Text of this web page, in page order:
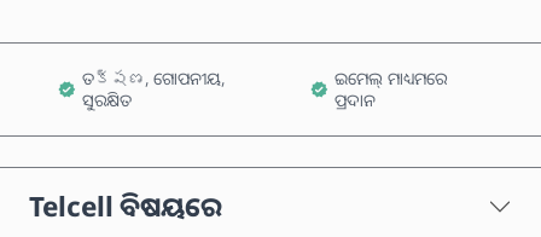
ତక్షణ, ଗୋପନୀୟ,
ସୁରକ୍ଷିତ
ଇମେଲ୍ ମାଧ୍ୟମରେ
ପ୍ରଦାନ
Telcell ବିଷୟରେ